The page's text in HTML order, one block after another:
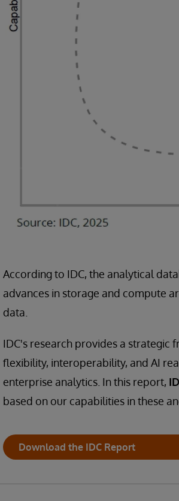
According to IDC, the analytical
advances in storage and compute
data.
IDC's research provides a strategic
flexibility, interoperability, and AI
enterprise analytics. In this report,
based on our capabilities in these
Download the IDC Report